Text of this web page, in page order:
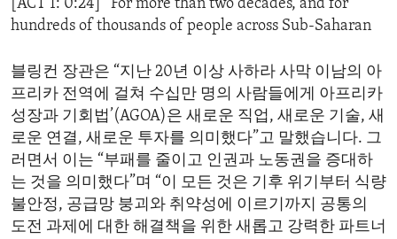
[ACT 1: 0:24] “For more than two decades, and for
hundreds of thousands of people across Sub-Saharan
블링컨 장관은 “지난 20년 이상 사하라 사막 이남의 아
프리카 전역에 걸쳐 수십만 명의 사람들에게 아프리카
성장과 기회법’(AGOA)은 새로운 직업, 새로운 기술, 새
로운 연결, 새로운 투자를 의미했다”고 말했습니다. 그
러면서 이는 “부패를 줄이고 인권과 노동권을 증대하
는 것을 의미했다”며 “이 모든 것은 기후 위기부터 식량
불안정, 공급망 붕괴와 취약성에 이르기까지 공통의
도전 과제에 대한 해결책을 위한 새롭고 강력한 파트너